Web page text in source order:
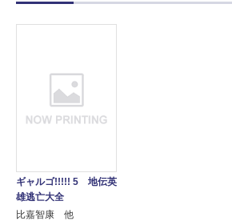
ギャルゴ!!!!! 5 地伝英
雄逃亡大全
比嘉智康 他